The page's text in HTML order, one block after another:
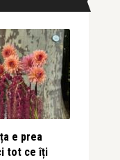
e prea
tot ce îți